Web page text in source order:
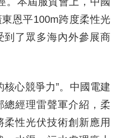
恩平100m跨度柔性光
了眾多海內外參展商
心競爭力”。中國電建
經理雷聲軍介紹，柔
性光伏技術創新應用